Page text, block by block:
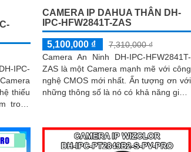
IPC-
thiếu
trong
được
CAMERA IP DAHUA THÂN DH-
IPC-HFW2841T-ZAS
5,100,000 ₫
7,310,000 ₫
Camera An Ninh DH-IPC-HFW2841T-
ZAS là một Camera mạnh mẽ với công
nghệ CMOS mới nhất. Ấn tượng ơn với
những thông số là nó có khả năng giám